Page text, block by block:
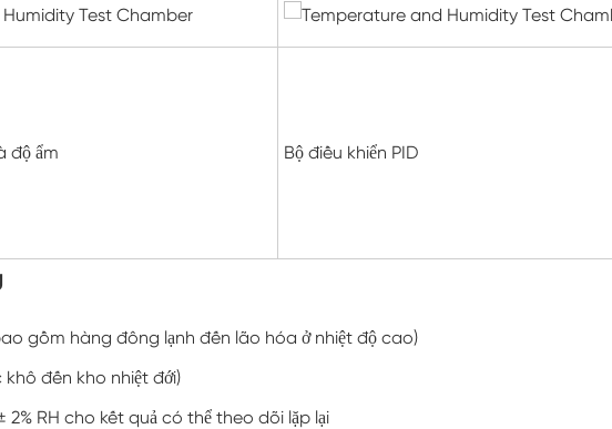
Buồng kiểm tra độ ẩm môi trường
Buồng đo độ cao
độ ẩm Bộ điều khiển PID
gồm hàng đông lạnh đến lão hóa ở nhiệt độ cao)
khô đến kho nhiệt đới)
RH cho kết quả có thể theo dõi lặp lại